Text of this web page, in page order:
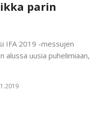
parin
IFA 2019 -messujen
alussa uusia puhelimiaan,